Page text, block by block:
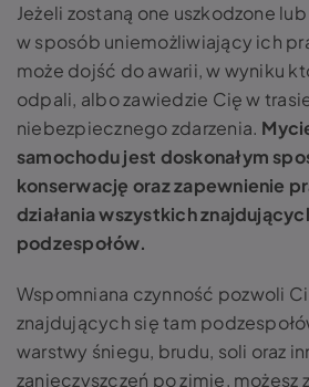
Jeżeli zostaną one uszkodzone
w sposób uniemożliwiający ich
może dojść do awarii, w wyniku
odpali, albo zawiedzie Cię w
niebezpiecznego zdarzenia.
samochodu jest doskonałym
konserwację oraz zapewnienie
działania wszystkich
podzespołów.
Wspomniana czynność pozwoli
znajdujących się tam
warstwy śniegu, brudu, soli oraz
zanieczyszczeń po zimie, możesz